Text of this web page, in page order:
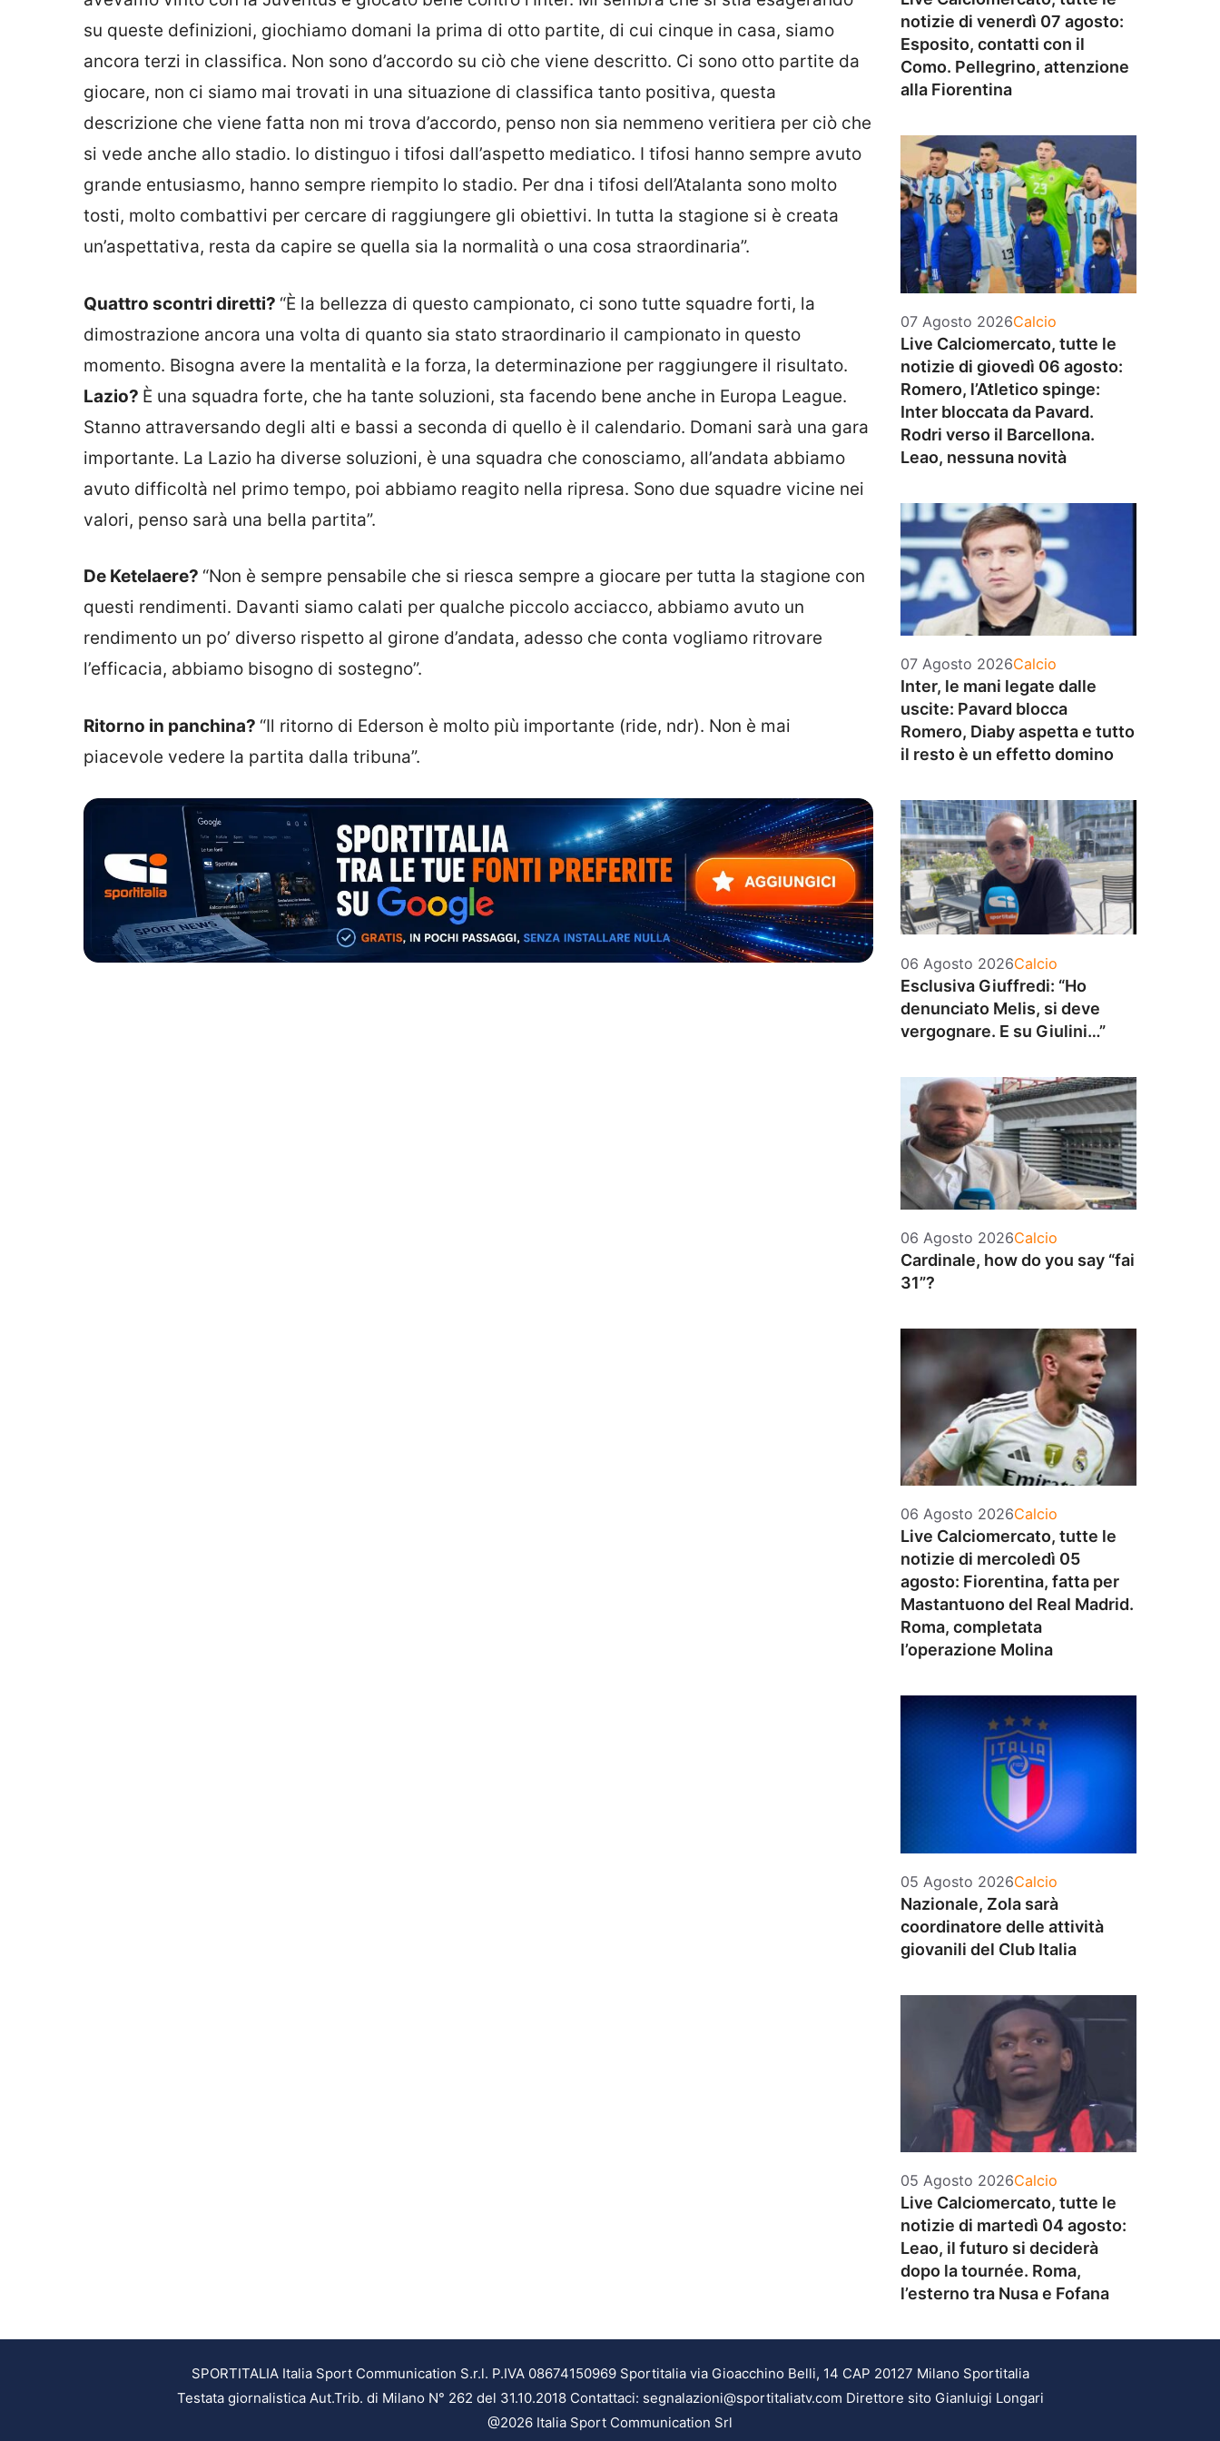
su queste definizioni, giochiamo domani la prima di otto partite, di cui cinque in casa, siamo
ancora terzi in classifica. Non sono d’accordo su ciò che viene descritto. Ci sono otto partite da
giocare, non ci siamo mai trovati in una situazione di classifica tanto positiva, questa
descrizione che viene fatta non mi trova d’accordo, penso non sia nemmeno veritiera per ciò che
si vede anche allo stadio. Io distinguo i tifosi dall’aspetto mediatico. I tifosi hanno sempre avuto
grande entusiasmo, hanno sempre riempito lo stadio. Per dna i tifosi dell’Atalanta sono molto
tosti, molto combattivi per cercare di raggiungere gli obiettivi. In tutta la stagione si è creata
un’aspettativa, resta da capire se quella sia la normalità o una cosa straordinaria”.
Quattro scontri diretti? “È la bellezza di questo campionato, ci sono tutte squadre forti, la
dimostrazione ancora una volta di quanto sia stato straordinario il campionato in questo
momento. Bisogna avere la mentalità e la forza, la determinazione per raggiungere il risultato.
Lazio? È una squadra forte, che ha tante soluzioni, sta facendo bene anche in Europa League.
Stanno attraversando degli alti e bassi a seconda di quello è il calendario. Domani sarà una gara
importante. La Lazio ha diverse soluzioni, è una squadra che conosciamo, all’andata abbiamo
avuto difficoltà nel primo tempo, poi abbiamo reagito nella ripresa. Sono due squadre vicine nei
valori, penso sarà una bella partita”.
De Ketelaere? “Non è sempre pensabile che si riesca sempre a giocare per tutta la stagione con
questi rendimenti. Davanti siamo calati per qualche piccolo acciacco, abbiamo avuto un
rendimento un po’ diverso rispetto al girone d’andata, adesso che conta vogliamo ritrovare
l’efficacia, abbiamo bisogno di sostegno”.
Ritorno in panchina? “Il ritorno di Ederson è molto più importante (ride, ndr). Non è mai
piacevole vedere la partita dalla tribuna”.
notizie di venerdì 07 agosto:
Esposito, contatti con il
Como. Pellegrino, attenzione
alla Fiorentina
07 Agosto 2026Categorie
Calcio
Live Calciomercato, tutte le
notizie di giovedì 06 agosto:
Romero, l’Atletico spinge:
Inter bloccata da Pavard.
Rodri verso il Barcellona.
Leao, nessuna novità
07 Agosto 2026Categorie
Calcio
Inter, le mani legate dalle
uscite: Pavard blocca
Romero, Diaby aspetta e tutto
il resto è un effetto domino
06 Agosto 2026Categorie
Calcio
Esclusiva Giuffredi: “Ho
denunciato Melis, si deve
vergognare. E su Giulini…”
06 Agosto 2026Categorie
Calcio
Cardinale, how do you say “fai
31”?
06 Agosto 2026Categorie
Calcio
Live Calciomercato, tutte le
notizie di mercoledì 05
agosto: Fiorentina, fatta per
Mastantuono del Real Madrid.
Roma, completata
l’operazione Molina
05 Agosto 2026Categorie
Calcio
Nazionale, Zola sarà
coordinatore delle attività
giovanili del Club Italia
05 Agosto 2026Categorie
Calcio
Live Calciomercato, tutte le
notizie di martedì 04 agosto:
Leao, il futuro si deciderà
dopo la tournée. Roma,
l’esterno tra Nusa e Fofana
SPORTITALIA Italia Sport Communication S.r.l. P.IVA 08674150969 Sportitalia via Gioacchino Belli, 14 CAP 20127 Milano Sportitalia
Testata giornalistica Aut.Trib. di Milano N° 262 del 31.10.2018 Contattaci: segnalazioni@sportitaliatv.com Direttore sito Gianluigi Longari
@2026 Italia Sport Communication Srl